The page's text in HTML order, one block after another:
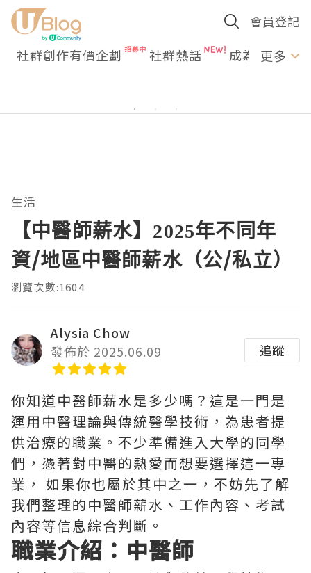
會員登記
社群創作有價企劃 社群熱話 成為U更多
生活
【中醫師薪水】2025年不同年
資/地區中醫師薪水（公/私立）
瀏覽次數:1604
Alysia Chow
發佈於 2025.06.09
追蹤
你知道中醫師薪水是多少嗎？這是一門是
運用中醫理論與傳統醫學技術，為患者提
供治療的職業。不少準備進入大學的同學
們，憑著對中醫的熱愛而想要選擇這一專
業， 如果你也屬於其中之一，不妨先了解
我們整理的中醫師薪水、工作內容、考試
內容等信息綜合判斷。
職業介紹：中醫師